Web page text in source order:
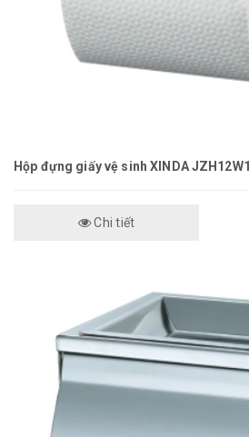
Hộp đựng giấy vệ sinh XINDA JZH12W1
Chi tiết